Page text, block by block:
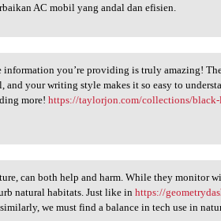
AC mobil yang andal dan efisien.
information you’re providing is truly amazing!
your writing style makes it so easy to
more!https://taylorjon.com/collections/black-
can both help and harm. While they monitor
natural habitats. Just like inhttps://
we must find a balance in tech use in